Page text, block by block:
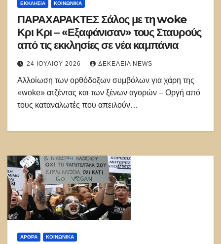
ΕΚΚΛΗΣΊΑ ΚΟΙΝΩΝΙΚΑ
ΠΑΡΑΧΑΡΑΚΤΕΣ Σάλος με τη woke
Κρι Κρι – «Εξαφάνισαν» τους Σταυρούς
από τις εκκλησίες σε νέα καμπάνια
24 ΙΟΥΛΊΟΥ 2026 ΔΕΚΈΛΕΙΑ NEWS
Αλλοίωση των ορθόδοξων συμβόλων για χάρη της
«woke» ατζέντας και των ξένων αγορών – Οργή από
τους καταναλωτές που απειλούν…
ΑΡΘΡΑ ΚΟΙΝΩΝΙΚΑ